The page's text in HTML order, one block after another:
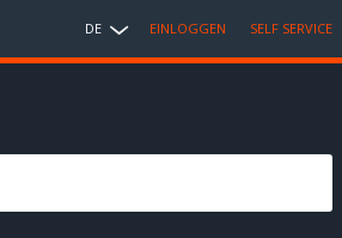
DE EINLOGGEN SELF SERVICE